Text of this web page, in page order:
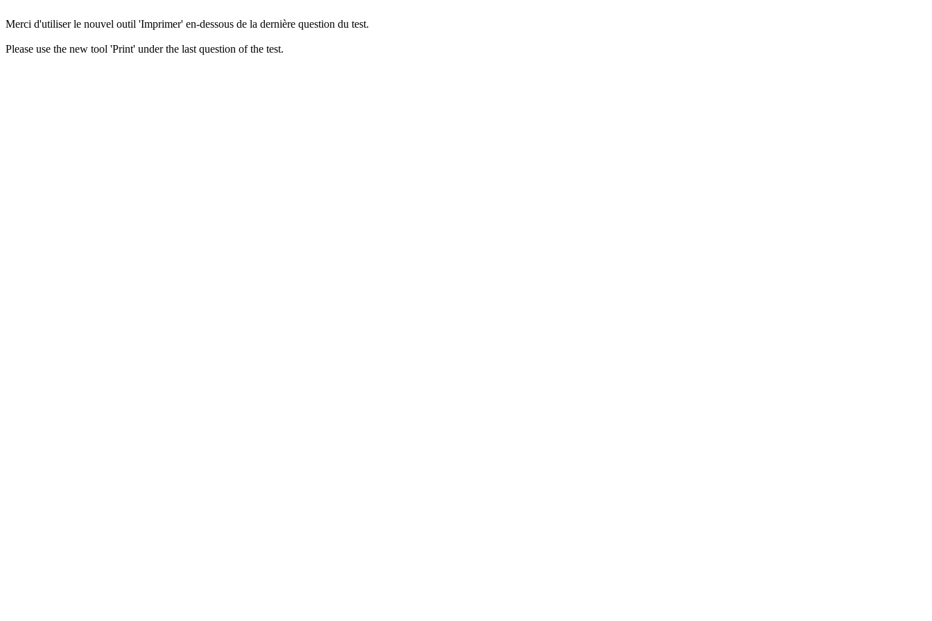
Merci d'utiliser le nouvel outil 'Imprimer' en-dessous de la dernière question du test.
Please use the new tool 'Print' under the last question of the test.